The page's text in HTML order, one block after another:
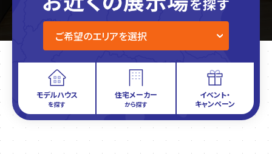
モデルハウス
を探す
住宅メーカー
から探す
イベント・
キャンペーン